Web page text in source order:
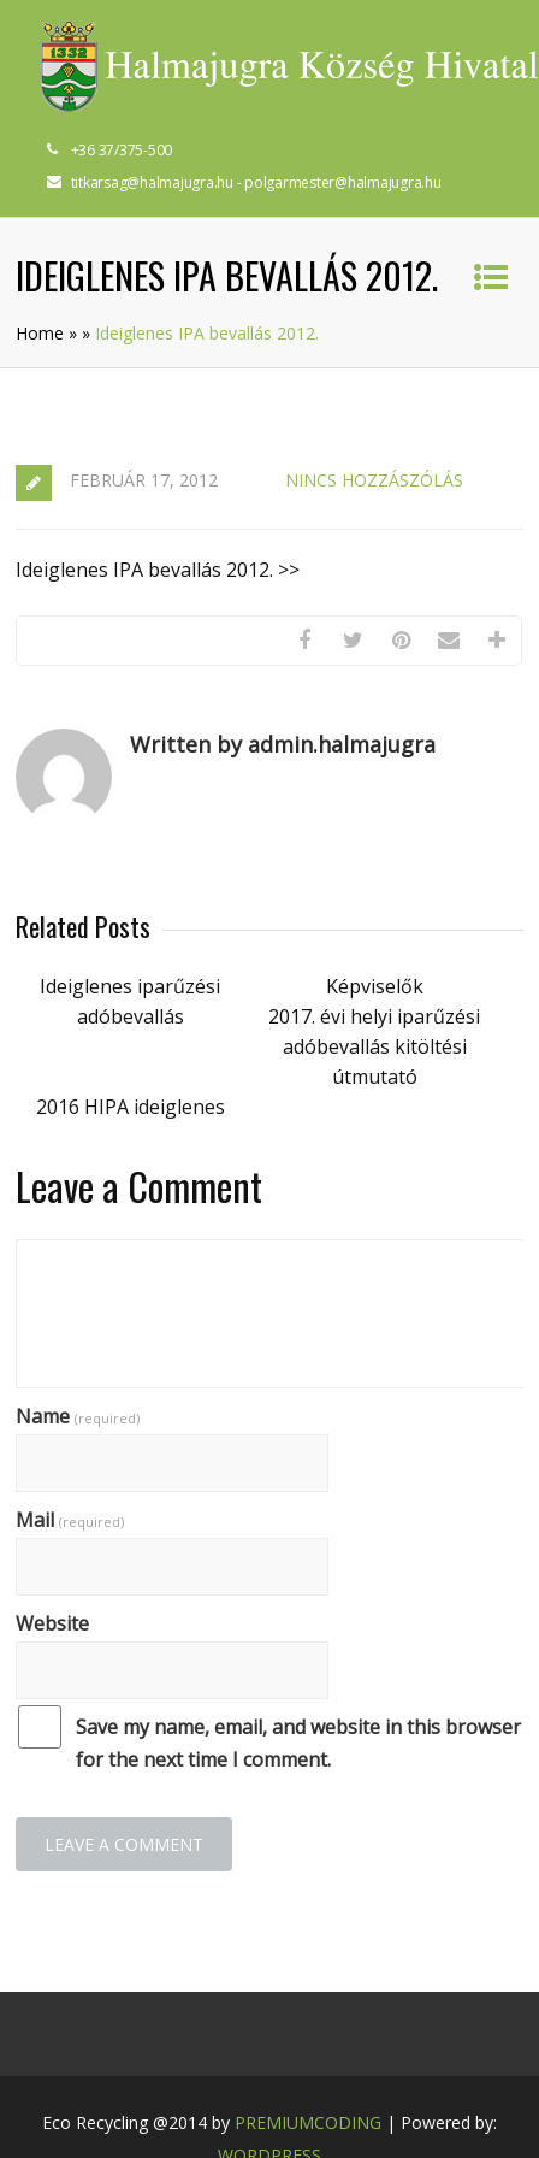
+36 37/375-500
titkarsag@halmajugra.hu - polgarmester@halmajugra.hu
IDEIGLENES IPA BEVALLÁS 2012.
Home » » Ideiglenes IPA bevallás 2012.
FEBRUÁR 17, 2012 NINCS HOZZÁSZÓLÁS
Ideiglenes IPA bevallás 2012. >>
Written by admin.halmajugra
Related Posts
Ideiglenes iparűzési
adóbevallás
Képviselők
2017. évi helyi iparűzési
adóbevallás kitöltési
útmutató
2016 HIPA ideiglenes
Leave a Comment
Name(required)
Mail(required)
Website
Save my name, email, and website in this browser
for the next time I comment.
Eco Recycling @2014 by PREMIUMCODING | Powered by: